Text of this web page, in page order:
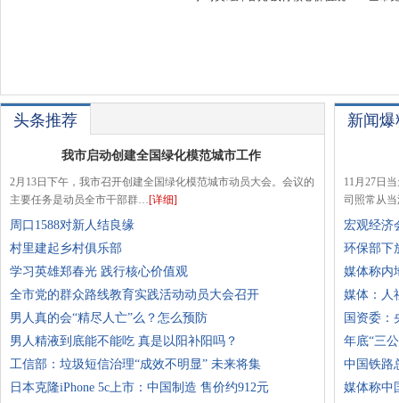
头条推荐
我市启动创建全国绿化模范城市工作
2月13日下午，我市召开创建全国绿化模范城市动员大会。会议的
主要任务是动员全市干部群…[详细]
周口1588对新人结良缘
村里建起乡村俱乐部
学习英雄郑春光 践行核心价值观
全市党的群众路线教育实践活动动员大会召开
男人真的会“精尽人亡”么？怎么预防
男人精液到底能不能吃 真是以阳补阳吗？
工信部：垃圾短信治理“成效不明显” 未来将集
日本克隆iPhone 5c上市：中国制造 售价约912元
新闻爆
11月27日
司照常从
宏观经济
环保部下
媒体称内
媒体：人
国资委：
年底“三
中国铁路
媒体称中